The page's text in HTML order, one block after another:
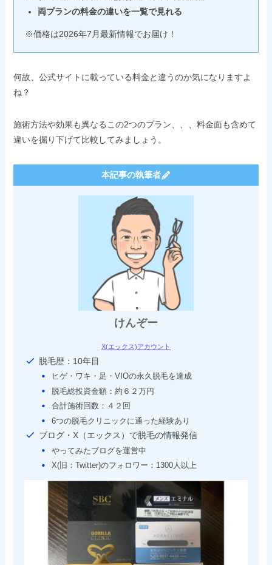
両プランの料金の違いを一覧で見れる
※価格は2026年7月最新情報でお届け！
何故、公式サイトに載っている料金と違うのか気になりますよ
ね？
施術方法や効果も異なるこの2つのプラン、、、料金面も含めて
違いを掘り下げて比較してみましょう。
本記事の執筆者
けんぞー
X(エックス)アカウント
脱毛歴：10年目
ヒゲ・ワキ・足・VIOの永久脱毛を達成
脱毛総投資金額：約６２万円
合計施術回数：４２回
6つの脱毛クリニックに通った経験あり
ブログ・X（エックス）で脱毛の情報発信
やってみたブログを運営中
X(旧：Twitter)のフォロワー：1300人以上